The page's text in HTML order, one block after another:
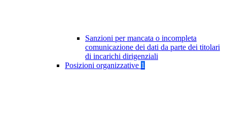
Sanzioni per mancata o incompleta
comunicazione dei dati da parte dei titolari
di incarichi dirigenziali
Posizioni organizzative 1